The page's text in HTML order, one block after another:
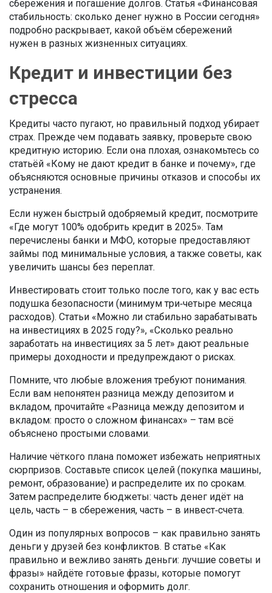
сбережения и погашение долгов. Статья «Финансовая
стабильность: сколько денег нужно в России сегодня»
подробно раскрывает, какой объём сбережений
нужен в разных жизненных ситуациях.
Кредит и инвестиции без
стресса
Кредиты часто пугают, но правильный подход убирает
страх. Прежде чем подавать заявку, проверьте свою
кредитную историю. Если она плохая, ознакомьтесь со
статьёй «Кому не дают кредит в банке и почему», где
объясняются основные причины отказов и способы их
устранения.
Если нужен быстрый одобряемый кредит, посмотрите
«Где могут 100% одобрить кредит в 2025». Там
перечислены банки и МФО, которые предоставляют
займы под минимальные условия, а также советы, как
увеличить шансы без переплат.
Инвестировать стоит только после того, как у вас есть
подушка безопасности (минимум три‑четыре месяца
расходов). Статьи «Можно ли стабильно зарабатывать
на инвестициях в 2025 году?», «Сколько реально
заработать на инвестициях за 5 лет» дают реальные
примеры доходности и предупреждают о рисках.
Помните, что любые вложения требуют понимания.
Если вам непонятен разница между депозитом и
вкладом, прочитайте «Разница между депозитом и
вкладом: просто о сложном финансах» – там всё
объяснено простыми словами.
Наличие чёткого плана поможет избежать неприятных
сюрпризов. Составьте список целей (покупка машины,
ремонт, образование) и распределите их по срокам.
Затем распределите бюджеты: часть денег идёт на
цель, часть – в сбережения, часть – в инвест‑счета.
Один из популярных вопросов – как правильно занять
деньги у друзей без конфликтов. В статье «Как
правильно и вежливо занять деньги: лучшие советы и
фразы» найдёте готовые фразы, которые помогут
сохранить отношения и оформить долг.